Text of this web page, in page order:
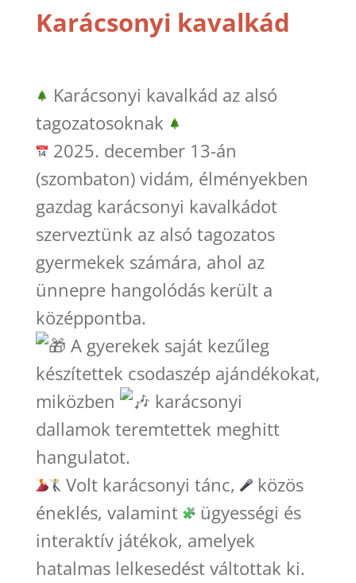
Karácsonyi kavalkád
Karácsonyi kavalkád az alsó
tagozatosoknak
2025. december 13-án
(szombaton) vidám, élményekben
gazdag karácsonyi kavalkádot
szerveztünk az alsó tagozatos
gyermekek számára, ahol az
ünnepre hangolódás került a
középpontba.
A gyerekek saját kezűleg
készítettek csodaszép ajándékokat,
miközben
karácsonyi
dallamok teremtettek meghitt
hangulatot.
Volt karácsonyi tánc,
közös
éneklés, valamint
ügyességi és
interaktív játékok, amelyek
hatalmas lelkesedést váltottak ki.